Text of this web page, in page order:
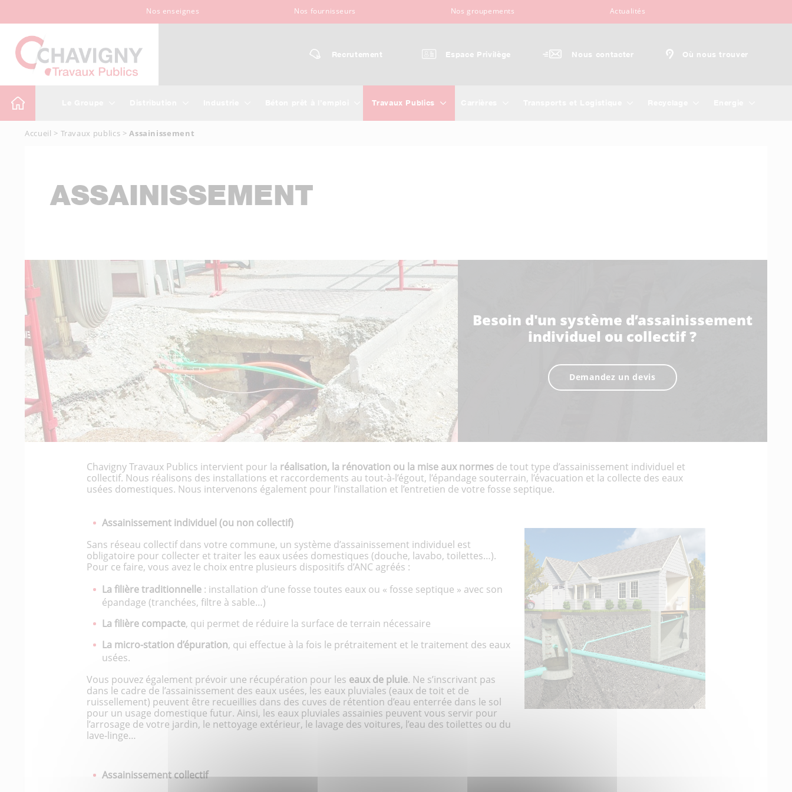
Nos enseignes Nos fournisseurs Nos groupements Actualités
Travaux Publics
Recrutement Espace Privilège Nous contacter Où nous trouver
Accueil > Travaux publics >Assainissement
ASSAINISSEMENT
Besoin d'un système d’assainissement
individuel ou collectif ?
Demandez un devis
Chavigny Travaux Publics intervient pour la réalisation, la rénovation ou la mise aux normesde tout type d’assainissement individuel et
collectif. Nous réalisons des installations et raccordements au tout-à-l’égout, l’épandage souterrain, l’évacuation et la collecte des eaux
usées domestiques. Nous intervenons également pour l’installation et l’entretien de votre fosse septique.
Assainissement individuel (ou non collectif)
Sans réseau collectif dans votre commune, un système d’assainissement individuel est
obligatoire pour collecter et traiter les eaux usées domestiques (douche, lavabo, toilettes…).
Pour ce faire, vous avez le choix entre plusieurs dispositifs d’ANC agréés :
La filière traditionnelle: installation d’une fosse toutes eaux ou « fosse septique » avec son
épandage (tranchées, filtre à sable…)
La filière compacte, qui permet de réduire la surface de terrain nécessaire
La micro-station d’épuration, qui effectue à la fois le prétraitement et le traitement des eaux
usées.
Vous pouvez également prévoir une récupération pour les eaux de pluie. Ne s’inscrivant pas
dans le cadre de l’assainissement des eaux usées, les eaux pluviales (eaux de toit et de
ruissellement) peuvent être recueillies dans des cuves de rétention d’eau enterrée dans le sol
pour un usage domestique futur. Ainsi, les eaux pluviales assainies peuvent vous servir pour
l’arrosage de votre jardin, le nettoyage extérieur, le lavage des voitures, l’eau des toilettes ou du
lave-linge…
Assainissement collectif